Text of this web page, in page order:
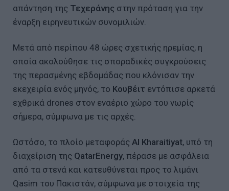
απάντηση της Τεχεράνης στην πρόταση για την
έναρξη ειρηνευτικών συνομιλιών.
Μετά από περίπου 48 ώρες σχετικής ηρεμίας, η
οποία ακολούθησε τις σποραδικές συγκρούσεις
της περασμένης εβδομάδας που κλόνισαν την
εκεχειρία ενός μηνός, το Κουβέιτ εντόπισε αρκετά
εχθρικά drones στον εναέριο χώρο του νωρίς
σήμερα, σύμφωνα με τις αρχές.
Ωστόσο, το πλοίο μεταφοράς Al Kharaitiyat, υπό τη
διαχείριση της QatarEnergy, πέρασε με ασφάλεια
από τα στενά και κατευθύνεται προς το λιμάνι
Qasim του Πακιστάν, σύμφωνα με στοιχεία της